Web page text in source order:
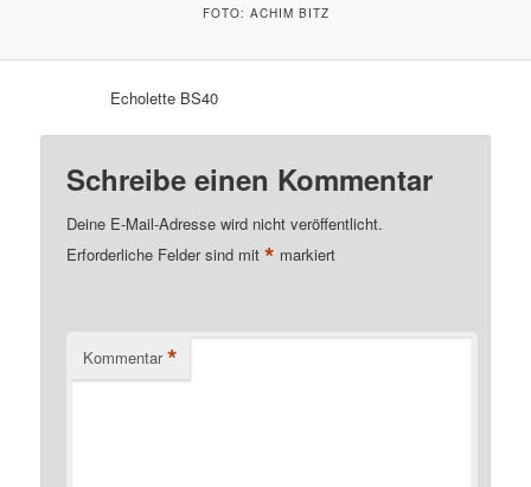
FOTO: ACHIM BITZ
Echolette BS40
Schreibe einen Kommentar
Deine E-Mail-Adresse wird nicht veröffentlicht.
Erforderliche Felder sind mit* markiert
Kommentar *